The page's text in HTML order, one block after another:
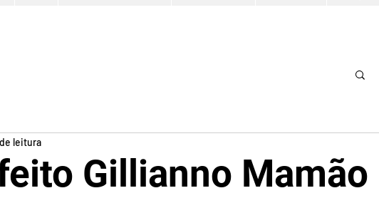
Gillianno Mamão
leitura